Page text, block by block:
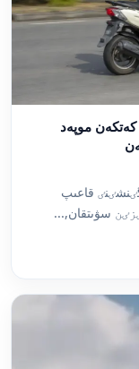
موپەد
قاعىپ
سۋىتقان,...